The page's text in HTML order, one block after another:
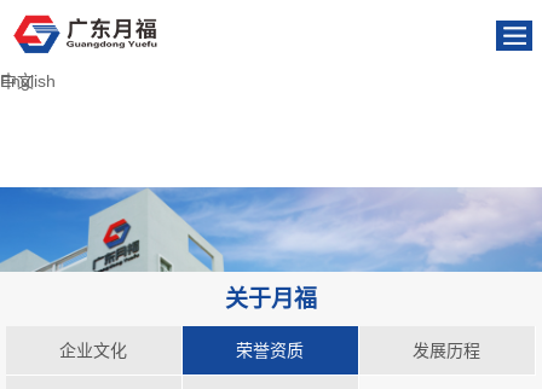
English
中文
关于月福
企业文化 荣誉资质 发展历程